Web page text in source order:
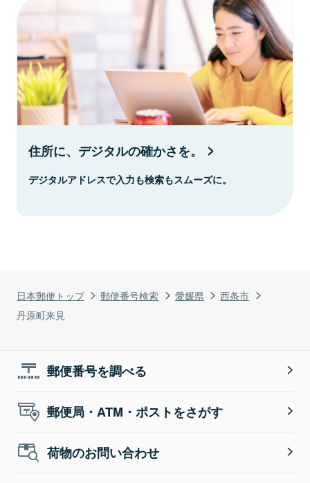
日本郵便トップ 郵便番号検索 愛媛県
西条市
丹原町来見
住所に、デジタルの確かさを。
デジタルアドレスで入力も検索もスムーズに。
郵便番号を調べる
郵便局・ATM・ポストをさがす
荷物のお問い合わせ